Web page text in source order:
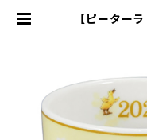
【ピーター